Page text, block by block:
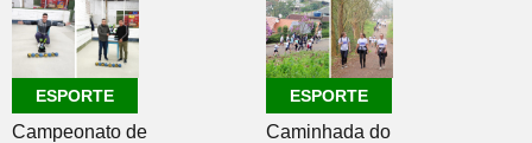
dia 10
ESPORTE
Campeonato de
ESPORTE
Caminhada do